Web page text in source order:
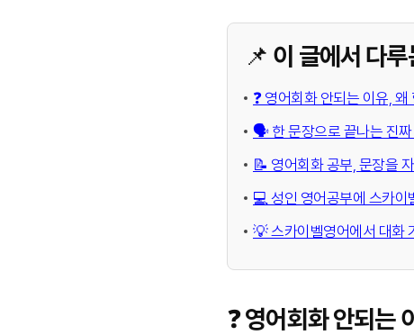
📌 이 글에서 다
❓ 영어회화 안되는 이유,
🗣️ 한 문장으로 끝나는 진짜
📝 영어회화 공부, 문장을
💻 성인 영어공부에 스카
💡 스카이벨영어에서 대화
❓ 영어회화 안되는